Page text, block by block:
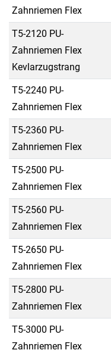
Zahnriemen Flex
T5-2120 PU-
Zahnriemen Flex
Kevlarzugstrang
T5-2240 PU-
Zahnriemen Flex
T5-2360 PU-
Zahnriemen Flex
T5-2500 PU-
Zahnriemen Flex
T5-2560 PU-
Zahnriemen Flex
T5-2650 PU-
Zahnriemen Flex
T5-2800 PU-
Zahnriemen Flex
T5-3000 PU-
Zahnriemen Flex